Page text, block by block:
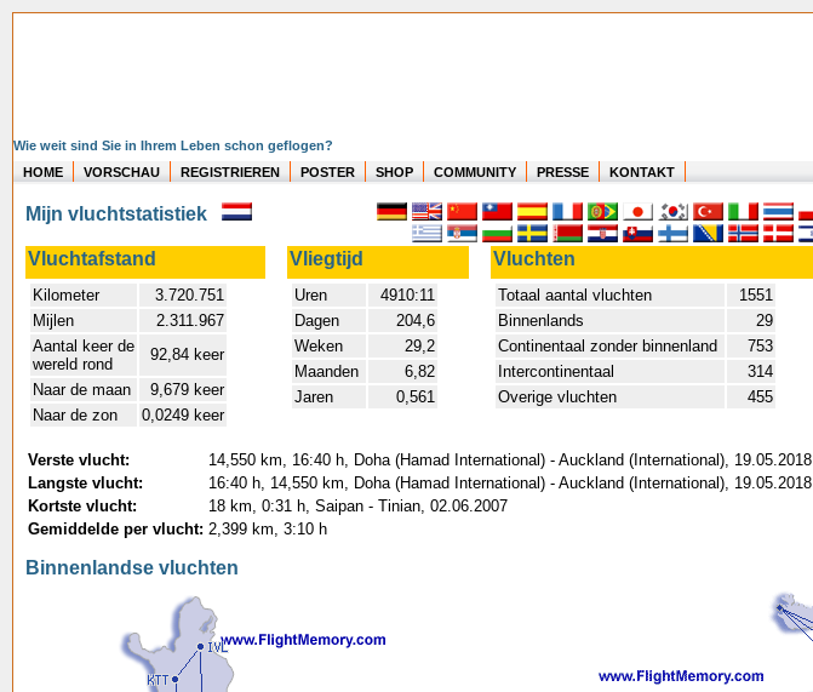
Wie weit sind Sie in Ihrem Leben schon geflogen?
HOME
VORSCHAU REGISTRIEREN POSTER SHOP COMMUNITY PRESSE KONTAKT
Mijn vluchtstatistiek
Vluchtafstand Vliegtijd Vluchten
Kilometer
3.720.751
Mijlen
2.311.967
Aantal keer de
wereld rond
92,84 keer
Naar de maan
9,679 keer
Naar de zon
0,0249 keer
Uren
4910:11
Dagen
204,6
Weken
29,2
Maanden
6,82
Jaren
0,561
Totaal aantal vluchten
1551
Binnenlands
29
Continentaal zonder binnenland
753
Intercontinentaal
314
Overige vluchten
455
Verste vlucht:
14,550 km, 16:40 h, Doha (Hamad International) - Auckland (International), 19.05.2018
Langste vlucht:
16:40 h, 14,550 km, Doha (Hamad International) - Auckland (International), 19.05.2018
Kortste vlucht:
18 km, 0:31 h, Saipan - Tinian, 02.06.2007
Gemiddelde per vlucht: 2,399 km, 3:10 h
Binnenlandse vluchten